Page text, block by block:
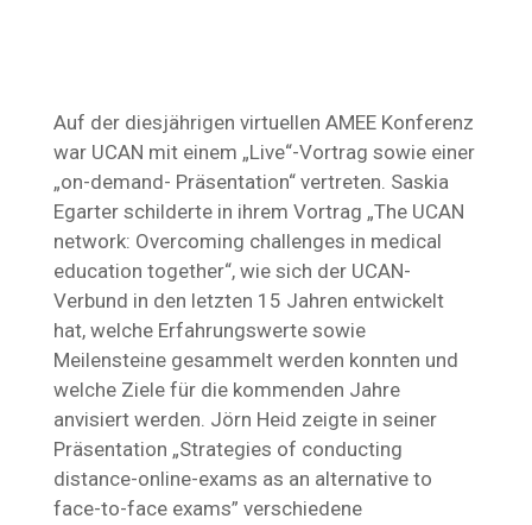
Auf der diesjährigen virtuellen AMEE Konferenz
war UCAN mit einem „Live“-Vortrag sowie einer
„on-demand- Präsentation“ vertreten. Saskia
Egarter schilderte in ihrem Vortrag „The UCAN
network: Overcoming challenges in medical
education together“, wie sich der UCAN-
Verbund in den letzten 15 Jahren entwickelt
hat, welche Erfahrungswerte sowie
Meilensteine gesammelt werden konnten und
welche Ziele für die kommenden Jahre
anvisiert werden. Jörn Heid zeigte in seiner
Präsentation „Strategies of conducting
distance-online-exams as an alternative to
face-to-face exams” verschiedene